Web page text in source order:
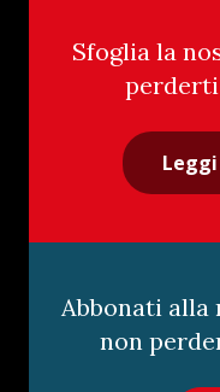
Sfoglia la
Abbonati alla
non